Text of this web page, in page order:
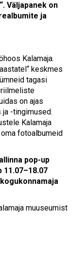
Väljapanek on
ja
Kalamaja.
keskmes
tagasi
on ajas
ja -tingimused.
Kalamaja
fotoalbumeid
pop-up
11.07–18.07
muuseumist